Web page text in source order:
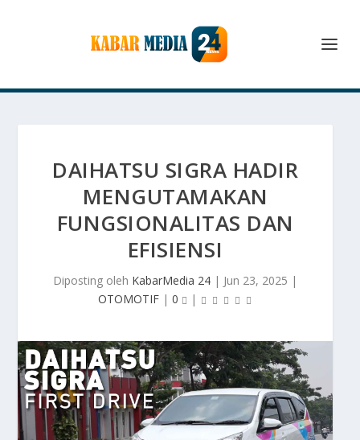
DAIHATSU SIGRA HADIR
MENGUTAMAKAN
FUNGSIONALITAS DAN
EFISIENSI
Diposting oleh KabarMedia 24 | Jun 23, 2025 |
OTOMOTIF| 0 |